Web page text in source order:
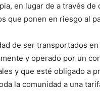
en lugar de a través de
que ponen en riesgo al
de ser transportados
y operado por un
y que esté obligado a
la comunidad a una